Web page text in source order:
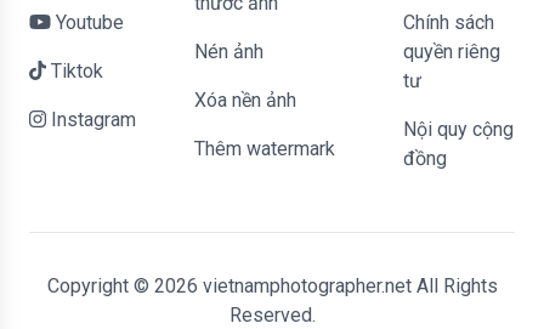
Youtube
Tiktok
Instagram
Nén ảnh
Xóa nền ảnh
Thêm watermark
Chính sách
quyền riêng
tư
Nội quy cộng
đồng
Copyright © 2026 vietnamphotographer.net All Rights
Reserved.